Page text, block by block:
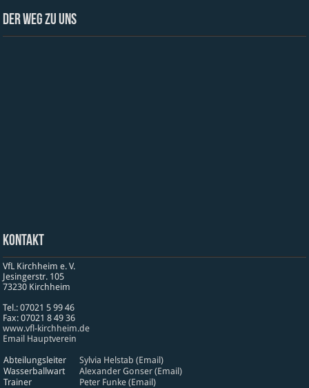
Der Weg zu uns
Kontakt
VfL Kirchheim e. V.
Jesinger­str. 105
73230 Kirch­heim
Tel.: 07021 5 99 46
Fax: 07021 8 49 36
www​.vfl​-kirch​heim​.de
Email Hauptverein
Abteilungsleiter
Sylvia Helstab (Email)
Wasserballwart
Alexander Gonser (Email)
Trainer
Peter Funke (Email)